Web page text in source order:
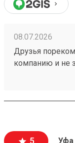
08.07.2026
Друзья
компанию и не
5 Уфа